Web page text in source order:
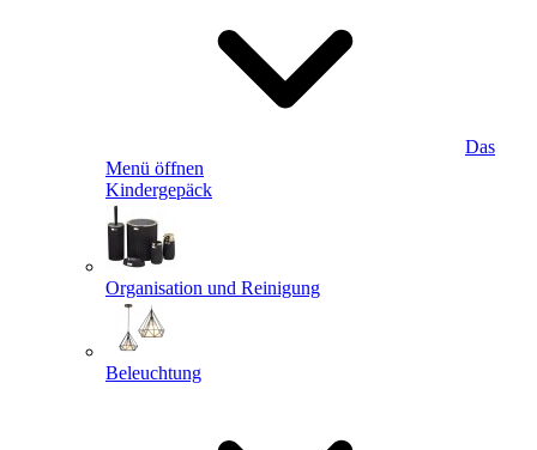
Das
Menü öffnen
Kindergepäck
Organisation und Reinigung
Beleuchtung